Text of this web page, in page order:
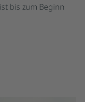
bis zum Beginn